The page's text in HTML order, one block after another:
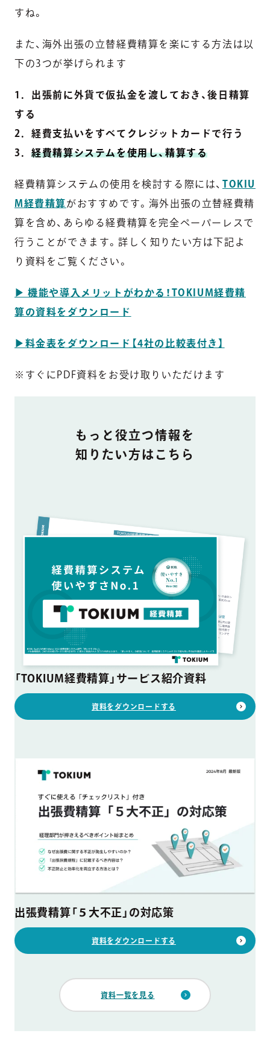
すね。
また、海外出張の立替経費精算を楽にする方法は以
下の3つが挙げられます
1．出張前に外貨で仮払金を渡しておき、後日精算
する
2．経費支払いをすべてクレジットカードで行う
3．経費精算システムを使用し、精算する
経費精算システムの使用を検討する際には、TOKIU
M経費精算がおすすめです。海外出張の立替経費精
算を含め、あらゆる経費精算を完全ペーパーレスで
行うことができます。詳しく知りたい方は下記よ
り資料をご覧ください。
▶︎ 機能や導入メリットがわかる！TOKIUM経費精
算の資料をダウンロード
▶︎料金表をダウンロード【4社の比較表付き】
※すぐにPDF資料をお受け取りいただけます
DOCUMENT
もっと役立つ情報を
知りたい方はこちら
「TOKIUM経費精算」サービス紹介資料
資料をダウンロードする
出張費精算「５大不正」の対応策
資料をダウンロードする
資料一覧を見る